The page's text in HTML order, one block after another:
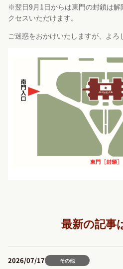
※翌日9月1日からは東門の封鎖は解
クセスいただけます。
ご迷惑をおかけいたしますが、よろ
最新の記事
2026/07/17 その他